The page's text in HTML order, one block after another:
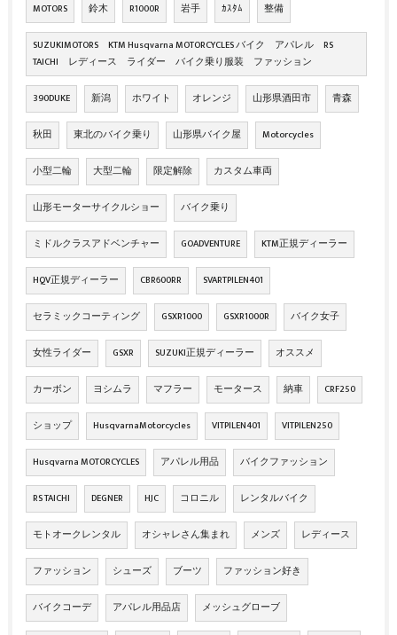
MOTORS 鈴木 R1000R 岩手 ｶｽﾀﾑ 整備
SUZUKIMOTORS KTM Husqvarna MOTORCYCLES バイク アパレル RS
TAICHI レディース ライダー バイク乗り服装 ファッション
390DUKE 新潟 ホワイト オレンジ 山形県酒田市 青森
秋田 東北のバイク乗り 山形県バイク屋 Motorcycles
小型二輪 大型二輪 限定解除 カスタム車両
山形モーターサイクルショー バイク乗り
ミドルクラスアドベンチャー GOADVENTURE KTM正規ディーラー
HQV正規ディーラー CBR600RR SVARTPILEN401
セラミックコーティング GSXR1000 GSXR1000R バイク女子
女性ライダー GSXR SUZUKI正規ディーラー オススメ
カーボン ヨシムラ マフラー モータース 納車 CRF250
ショップ HusqvarnaMotorcycles VITPILEN401 VITPILEN250
Husqvarna MOTORCYCLES アパレル用品 バイクファッション
RS TAICHI DEGNER HJC コロニル レンタルバイク
モトオークレンタル オシャレさん集まれ メンズ レディース
ファッション シューズ ブーツ ファッション好き
バイクコーデ アパレル用品店 メッシュグローブ